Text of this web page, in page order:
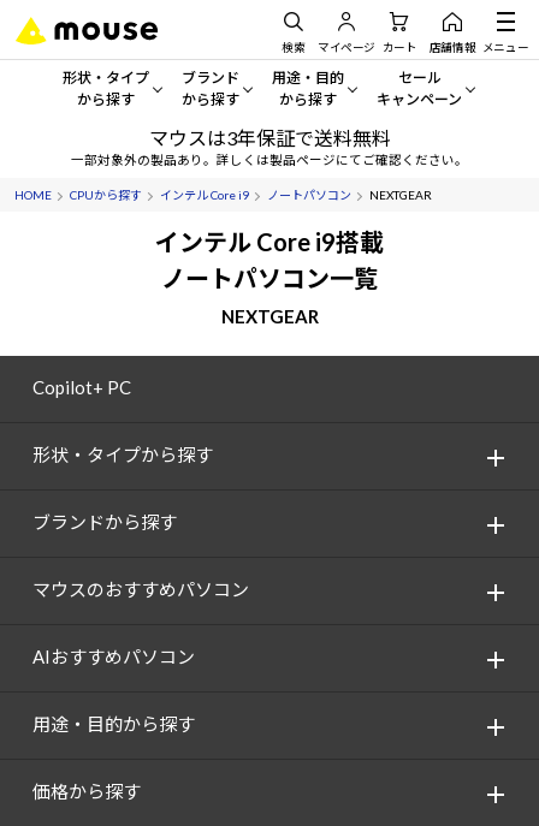
検索 マイページ カート 店舗情報 メニュー
形状・タイプ
から探す
形状・タイプから探す をすべてみる
デスクトップPC
サーバー
ブランド
から探す
mouse
G TUNE
用途・目的
から探す
一般向けパソコン
ゲーミングPC・ゲーム向けパソコン
クリエイティブ向け
ビジネス向けパソコン
セール
キャンペーン
セール・キャンペー
期間限定セール
マウスは3年保証で送料無料
一部対象外の製品あり。詳しくは製品ページにてご確認ください。
HOME CPUから探す インテル Core i9 ノートパソコン NEXTGEAR
インテル Core i9搭載
ノートパソコン一覧
NEXTGEAR
Copilot+ PC
形状・タイプから探す
ブランドから探す
マウスのおすすめパソコン
AIおすすめパソコン
用途・目的から探す
価格から探す